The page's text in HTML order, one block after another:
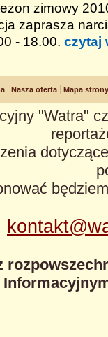
zimowy
zaprasza
- 18.00. czytaj
Nasza oferta Mapa strony
"Watra"